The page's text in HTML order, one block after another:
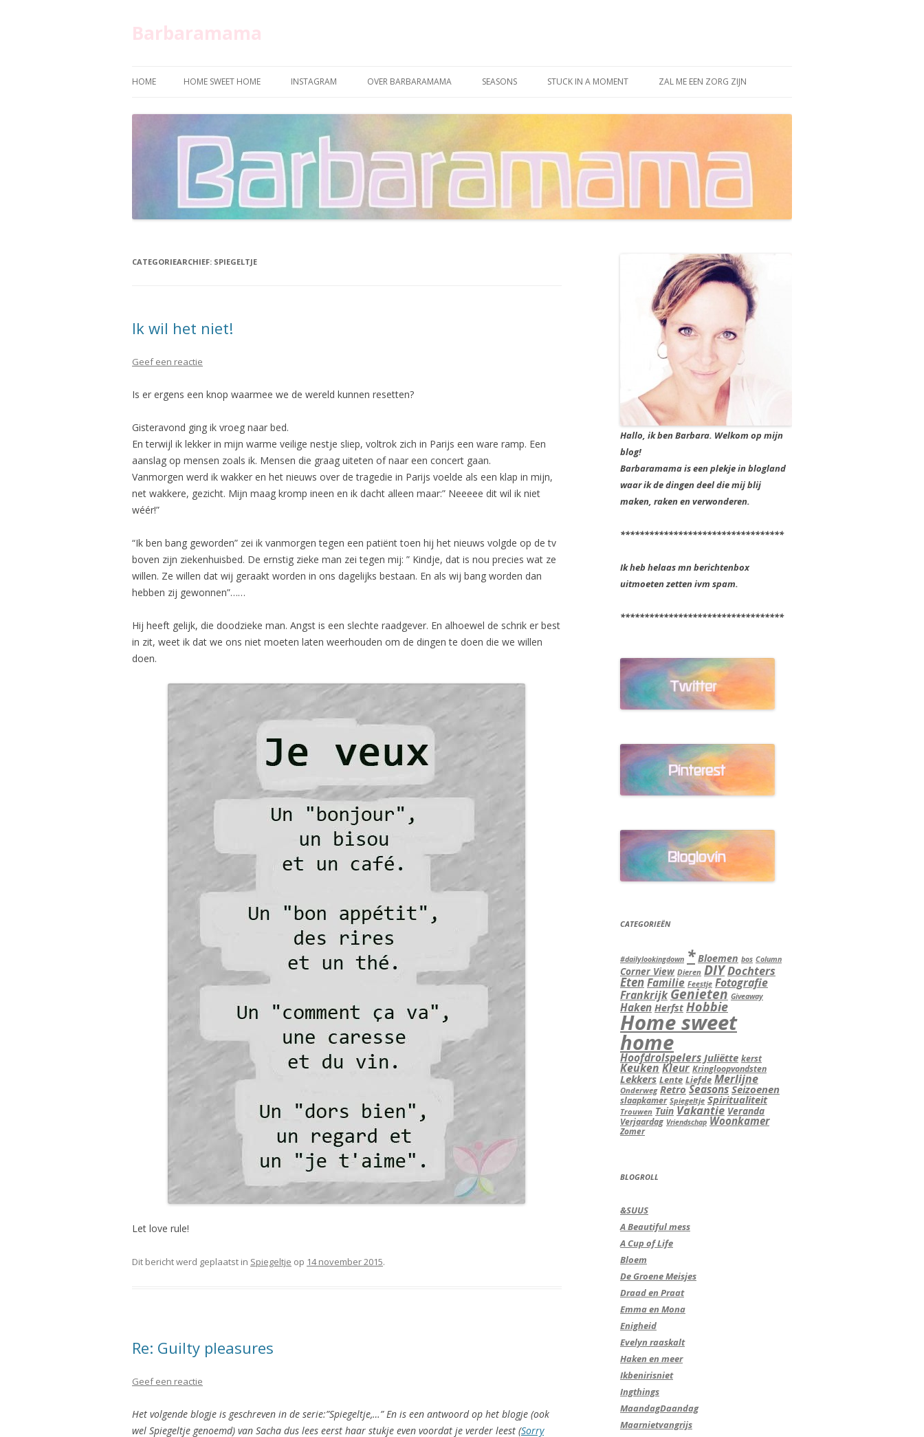
Barbaramama
HOME HOME SWEET HOME INSTAGRAM OVER BARBARAMAMA SEASONS STUCK IN A MOMENT ZAL ME EEN ZORG ZIJN
CATEGORIEARCHIEF: SPIEGELTJE
Ik wil het niet!
Geef een reactie
Is er ergens een knop waarmee we de wereld kunnen resetten?
Gisteravond ging ik vroeg naar bed.
En terwijl ik lekker in mijn warme veilige nestje sliep, voltrok zich in Parijs een ware ramp. Een
aanslag op mensen zoals ik. Mensen die graag uiteten of naar een concert gaan.
Vanmorgen werd ik wakker en het nieuws over de tragedie in Parijs voelde als een klap in mijn,
net wakkere, gezicht. Mijn maag kromp ineen en ik dacht alleen maar:” Neeeee dit wil ik niet
wéér!”
“Ik ben bang geworden” zei ik vanmorgen tegen een patiënt toen hij het nieuws volgde op de tv
boven zijn ziekenhuisbed. De ernstig zieke man zei tegen mij: ” Kindje, dat is nou precies wat ze
willen. Ze willen dat wij geraakt worden in ons dagelijks bestaan. En als wij bang worden dan
hebben zij gewonnen”……
Hij heeft gelijk, die doodzieke man. Angst is een slechte raadgever. En alhoewel de schrik er best
in zit, weet ik dat we ons niet moeten laten weerhouden om de dingen te doen die we willen
doen.
Let love rule!
Dit bericht werd geplaatst in Spiegeltje op 14 november 2015.
Re: Guilty pleasures
Geef een reactie
Het volgende blogje is geschreven in de serie:”Spiegeltje,…” En is een antwoord op het blogje (ook
wel Spiegeltje genoemd) van Sacha dus lees eerst haar stukje even voordat je verder leest (Sorry
Hallo, ik ben Barbara. Welkom op mijn
blog!
Barbaramama is een plekje in blogland
waar ik de dingen deel die mij blij
maken, raken en verwonderen.
**********************************
Ik heb helaas mn berichtenbox
uitmoeten zetten ivm spam.
**********************************
CATEGORIEËN
#dailylookingdown * Bloemen bos Column
Corner View Dieren DIYDochters
EtenFamilie Feestje Fotografie
Frankrijk Genieten Giveaway
Haken Herfst Hobbie
Home sweet
home
Hoofdrolspelers Juliëtte kerst
KeukenKleur Kringloopvondsten
Lekkers Lente Liefde Merlijne
Onderweg Retro Seasons Seizoenen
slaapkamer Spiegeltje Spiritualiteit
Trouwen Tuin Vakantie Veranda
Verjaardag Vriendschap Woonkamer
Zomer
BLOGROLL
&SUUS
A Beautiful mess
A Cup of Life
Bloem
De Groene Meisjes
Draad en Praat
Emma en Mona
Enigheid
Evelyn raaskalt
Haken en meer
Ikbenirisniet
Ingthings
MaandagDaandag
Maarnietvangrijs